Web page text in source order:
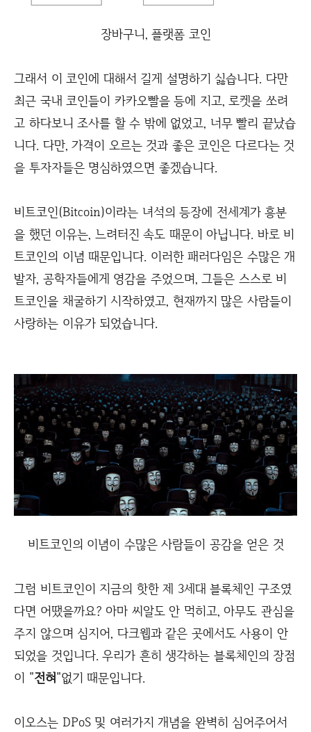
장바구니, 플랫폼 코인
그래서 이 코인에 대해서 길게 설명하기 싫습니다. 다만
최근 국내 코인들이 카카오빨을 등에 지고, 로켓을 쏘려
고 하다보니 조사를 할 수 밖에 없었고, 너무 빨리 끝났습
니다. 다만, 가격이 오르는 것과 좋은 코인은 다르다는 것
을 투자자들은 명심하였으면 좋겠습니다.
비트코인(Bitcoin)이라는 녀석의 등장에 전세계가 흥분
을 했던 이유는, 느려터진 속도 때문이 아닙니다. 바로 비
트코인의 이념 때문입니다. 이러한 패러다임은 수많은 개
발자, 공학자들에게 영감을 주었으며, 그들은 스스로 비
트코인을 채굴하기 시작하였고, 현재까지 많은 사람들이
사랑하는 이유가 되었습니다.
비트코인의 이념이 수많은 사람들이 공감을 얻은 것
그럼 비트코인이 지금의 핫한 제 3세대 블록체인 구조였
다면 어땠을까요? 아마 씨알도 안 먹히고, 아무도 관심을
주지 않으며 심지어, 다크웹과 같은 곳에서도 사용이 안
되었을 것입니다. 우리가 흔히 생각하는 블록체인의 장점
이 "전혀"없기 때문입니다.
이오스는 DPoS 및 여러가지 개념을 완벽히 심어주어서